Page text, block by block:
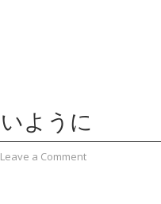
ように
Leave a Comment